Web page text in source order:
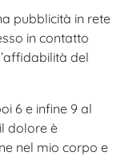
pubblicità in rete
in contatto
del
6 e infine 9 al
dolore è
nel mio corpo e